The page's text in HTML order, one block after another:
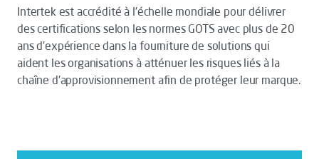
Intertek est accrédité à l'échelle mondiale pour délivrer
des certifications selon les normes GOTS avec plus de 20
ans d'expérience dans la fourniture de solutions qui
aident les organisations à atténuer les risques liés à la
chaîne d'approvisionnement afin de protéger leur marque.